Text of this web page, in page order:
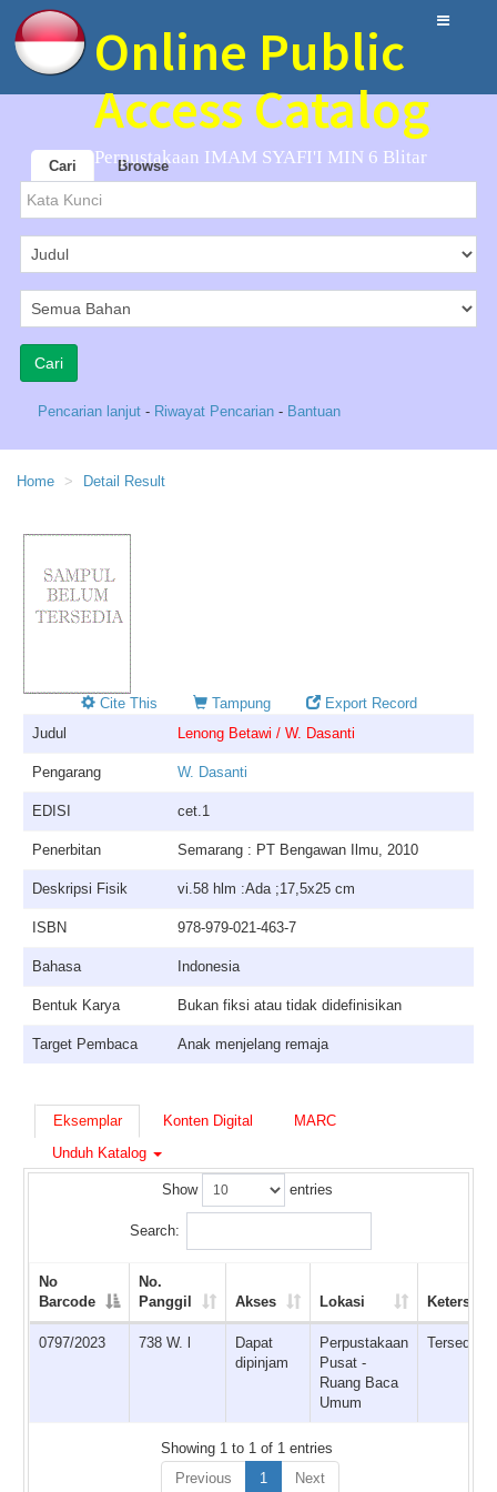
Online Public
Access Catalog
Perpustakaan IMAM SYAFI'I MIN 6 Blitar
Cari Browse
Pencarian lanjut - Riwayat Pencarian - Bantuan
Home Detail Result
Cite This Tampung
Export Record
Judul
Lenong Betawi / W. Dasanti
Pengarang W. Dasanti
EDISI cet.1
Penerbitan Semarang : PT Bengawan Ilmu, 2010
Deskripsi Fisik vi.58 hlm :Ada ;17,5x25 cm
ISBN 978-979-021-463-7
Bahasa Indonesia
Bentuk Karya Bukan fiksi atau tidak didefinisikan
Target Pembaca Anak menjelang remaja
Eksemplar Konten Digital
MARC
Unduh Katalog
Show entries
Search:
No
Barcode
No.
Panggil
Akses Lokasi
0797/2023 738 W. l
Dapat
dipinjam
Perpustakaan
Pusat -
Ruang Baca
Umum
Tersedia
Showing 1 to 1 of 1 entries
Previous
1 Next